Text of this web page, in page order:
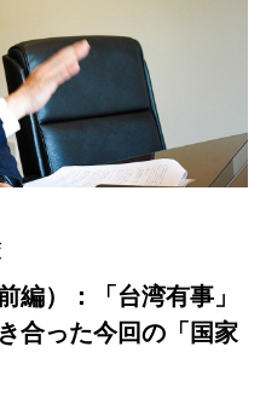
Français
Español
العربية お知らせ
編）：「台湾有事」
合った今回の「国家